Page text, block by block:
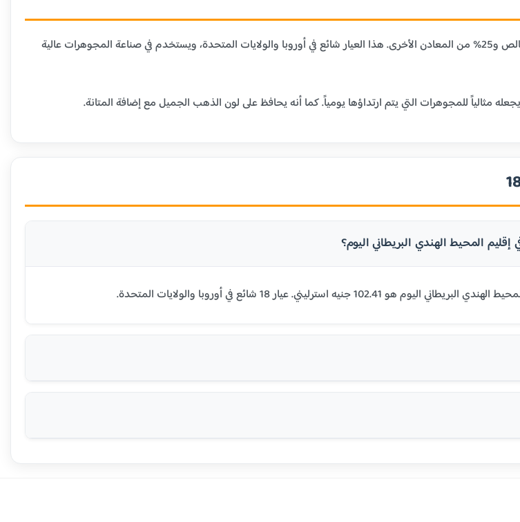
عيار 18 قيراط يحتوي على 75% من الذهب الخالص و25% من المعادن الأخرى. هذا العيار شائع في أوروبا والولايات المتحدة، ويستخدم في صناعة المجوهرات عالية